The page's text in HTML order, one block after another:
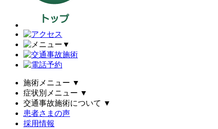
▼
施術メニュー ▼
症状別メニュー ▼
交通事故施術について ▼
患者さまの声
採用情報